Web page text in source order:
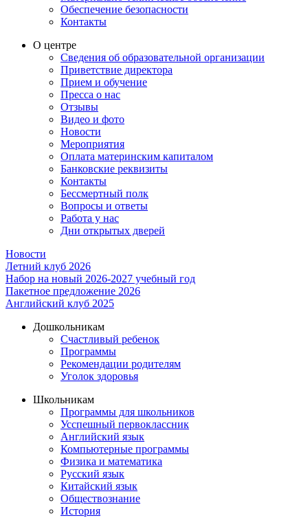
Обеспечение безопасности
Контакты
О центре
Сведения об образовательной организации
Приветствие директора
Прием и обучение
Пресса о нас
Отзывы
Видео и фото
Новости
Мероприятия
Оплата материнским капиталом
Банковские реквизиты
Контакты
Бессмертный полк
Вопросы и ответы
Работа у нас
Дни открытых дверей
Новости
Летний клуб 2026
Набор на новый 2026-2027 учебный год
Пакетное предложение 2026
Английский клуб 2025
Дошкольникам
Счастливый ребенок
Программы
Рекомендации родителям
Уголок здоровья
Школьникам
Программы для школьников
Усспешный первоклассник
Английский язык
Компьютерные программы
Физика и математика
Русский язык
Китайский язык
Обществознание
История